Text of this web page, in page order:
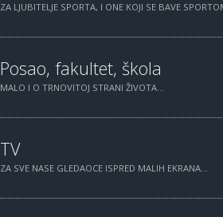
ZA LJUBITELJE SPORTA, I ONE KOJI SE BAVE
Posao, fakultet, škola
MALO I O TRNOVITOJ STRANI ŽIVOTA...
TV
ZA SVE NASE GLEDAOCE ISPRED MALIH EKRANA...